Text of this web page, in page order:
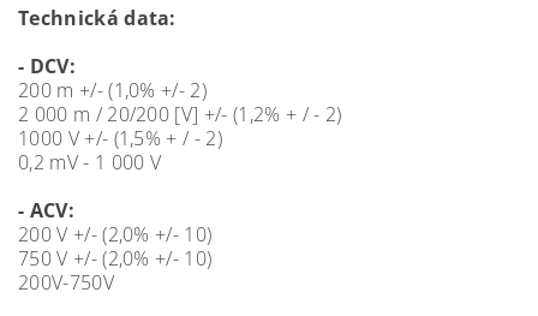
Technická data:
- DCV:
200 m +/- (1,0% +/- 2)
2 000 m / 20/200 [V] +/- (1,2% + / - 2)
1000 V +/- (1,5% + / - 2)
0,2 mV - 1 000 V
- ACV:
200 V +/- (2,0% +/- 10)
750 V +/- (2,0% +/- 10)
200V-750V